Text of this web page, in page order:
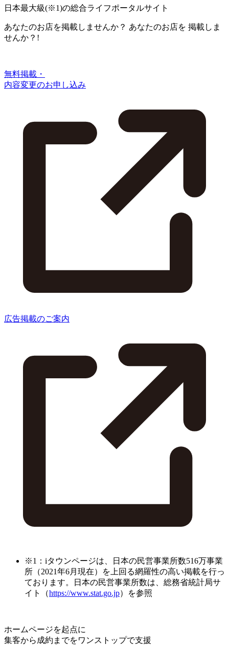
日本最大級(※1)の総合ライフポータルサイト
あなたのお店を掲載しませんか？ あなたのお店を 掲載しま
せんか？!
無料掲載・
内容変更のお申し込み
広告掲載のご案内
※1：iタウンページは、日本の民営事業所数516万事業
所（2021年6月現在）を上回る網羅性の高い掲載を行っ
ております。日本の民営事業所数は、総務省統計局サ
イト（https://www.stat.go.jp）を参照
ホームページを起点に
集客から成約までをワンストップで支援